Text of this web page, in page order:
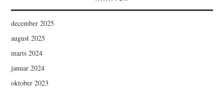
december 2025
august 2025
marts 2024
januar 2024
oktober 2023